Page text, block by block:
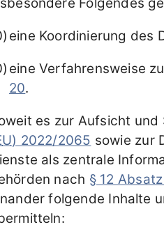
eine Koordinierung des
eine Verfahrensweise
20.
es zur Aufsicht
) 2022/2065 sowie zur
als zentrale
nach § 12
folgende Inhalte